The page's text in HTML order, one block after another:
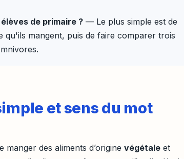
de primaire ? — Le plus simple est de
mangent, puis de faire comparer trois
et sens du mot
des aliments d’origine végétale et